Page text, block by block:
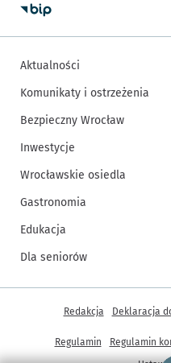
Aktualności
Komunikaty i ostrzeżenia
Bezpieczny Wrocław
Inwestycje
Wrocławskie osiedla
Gastronomia
Edukacja
Dla seniorów
Inne informacje
Redakcja Deklaracja
Regulamin Regulamin